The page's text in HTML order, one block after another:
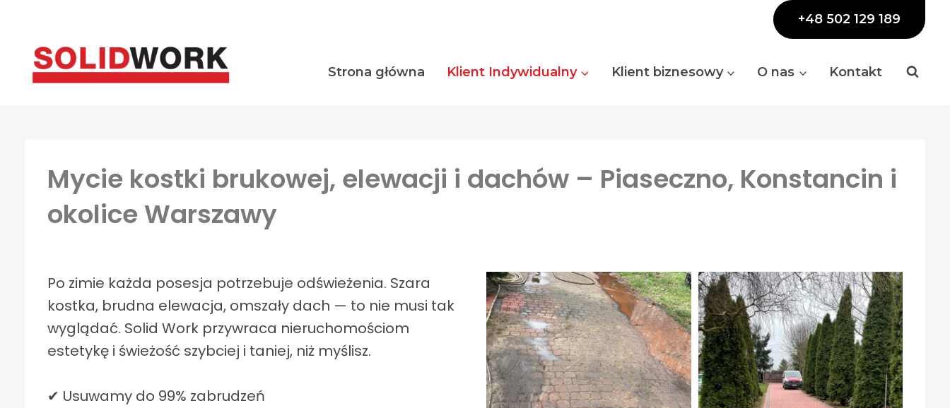
+48 502 129 189
Strona główna Klient Indywidualny Klient biznesowy O nas Kontakt
Mycie kostki brukowej, elewacji i dachów – Piaseczno, Konstancin i
okolice Warszawy
Po zimie każda posesja potrzebuje odświeżenia. Szara
kostka, brudna elewacja, omszały dach — to nie musi tak
wyglądać. Solid Work przywraca nieruchomościom
estetykę i świeżość szybciej i taniej, niż myślisz.
✔ Usuwamy do 99% zabrudzeń